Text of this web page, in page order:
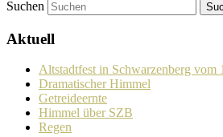
Suchen
Aktuell
Altstadtfest in Schwarzenberg vom
Dramatischer Himmel
Getreideernte
Himmel über SZB
Regen